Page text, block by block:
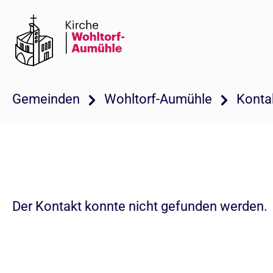
Gemeinden Wohltorf-Aumühle
Der Kontakt konnte nicht gefunden werden.